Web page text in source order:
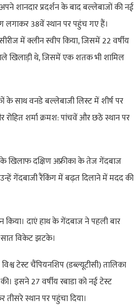
शानदार प्रदर्शन के बाद बल्लेबाजों की नई
38वें स्थान पर पहुंच गए हैं।
में क्लीन स्वीप किया, जिसमें 22 वर्षीय
खिलाड़ी थे, जिसमें एक शतक भी शामिल
साथ वनडे बल्लेबाजी लिस्ट में शीर्ष पर
शर्मा क्रमश: पांचवें और छठे स्थान पर
खिलाफ दक्षिण अफ्रीका के तेज गेंदबाज
गेंदबाजी रैंकिंग में बढ़त दिलाने में मदद की
किया। दाएं हाथ के गेंदबाज ने पहली बार
विकेट झटके।
टेस्ट चैंपियनशिप (डब्ल्यूटीसी) तालिका
इसने 27 वर्षीय रबाडा को नई टेस्ट
स्थान पर पहुंचा दिया।